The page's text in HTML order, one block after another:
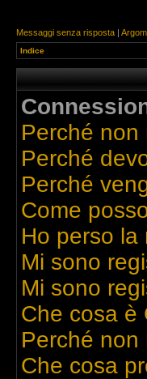
Messaggi senza risposta |
Indice
Perché non
Perché
Perché
Come
Ho perso la
Mi sono
Mi sono
Che cosa è
Perché non
Che cosa